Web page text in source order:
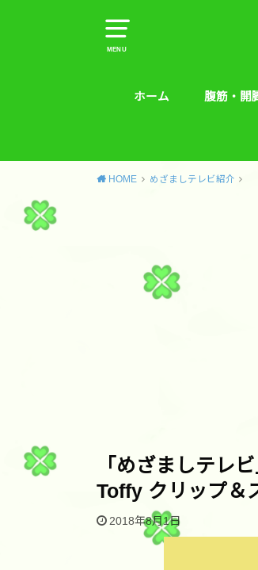
MENU
ホーム 腹筋・開
HOME めざましテレビ紹介
「めざましテレ
Toffy クリップ＆
2018年8月1日